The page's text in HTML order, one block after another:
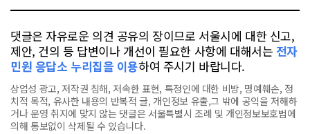
댓글은 자유로운 의견 공유의 장이므로 서울시에 대한 신고,
제안, 건의 등 답변이나 개선이 필요한 사항에 대해서는 전자
민원 응답소 누리집을 이용하여 주시기 바랍니다.
상업성 광고, 저작권 침해, 저속한 표현, 특정인에 대한 비방, 명예훼손, 정
치적 목적, 유사한 내용의 반복적 글, 개인정보 유출,그 밖에 공익을 저해하
거나 운영 취지에 맞지 않는 댓글은 서울특별시 조례 및 개인정보보호법에
의해 통보없이 삭제될 수 있습니다.